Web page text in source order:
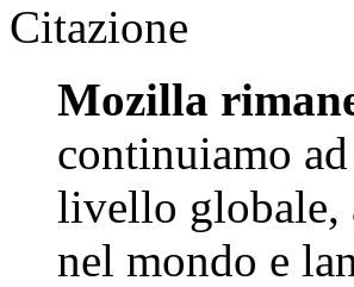
Citazione
Mozilla
continuiamo ad
livello globale,
nel mondo e